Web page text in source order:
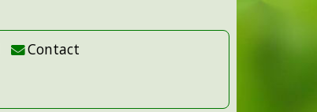
Contact